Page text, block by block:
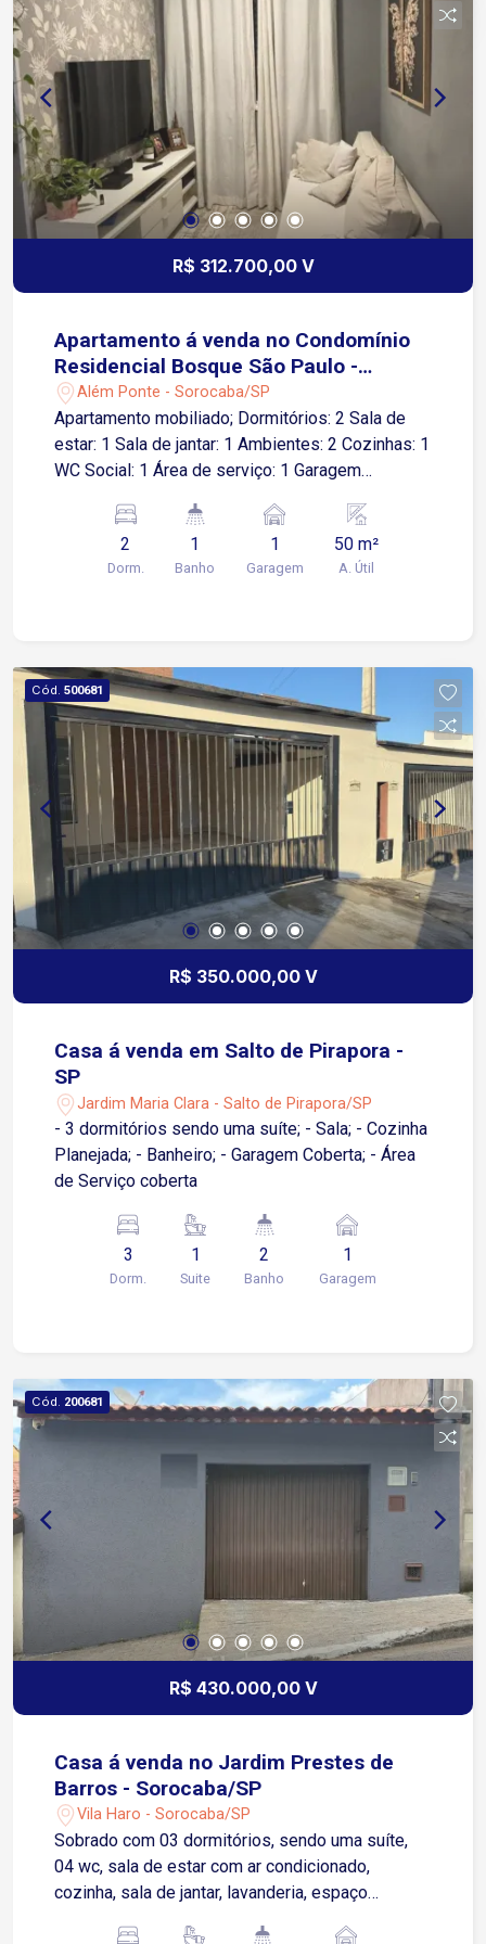
R$ 312.700,00 V
Apartamento á venda no Condomínio
Residencial Bosque São Paulo -
Sorocaba/SP
Além Ponte - Sorocaba/SP
Apartamento mobiliado; Dormitórios: 2 Sala de
estar: 1 Sala de jantar: 1 Ambientes: 2 Cozinhas: 1
WC Social: 1 Área de serviço: 1 Garagem
Playground ? Salão de festas ? Sauna
2
Dorm.
1
Banho
1
Garagem
50 m²
A. Útil
Cód. 500681
R$ 350.000,00 V
Casa á venda em Salto de Pirapora -
SP
Jardim Maria Clara - Salto de Pirapora/SP
- 3 dormitórios sendo uma suíte; - Sala; - Cozinha
Planejada; - Banheiro; - Garagem Coberta; - Área
de Serviço coberta
3
Dorm.
1
Suite
2
Banho
1
Garagem
Cód. 200681
R$ 430.000,00 V
Casa á venda no Jardim Prestes de
Barros - Sorocaba/SP
Vila Haro - Sorocaba/SP
Sobrado com 03 dormitórios, sendo uma suíte,
04 wc, sala de estar com ar condicionado,
cozinha, sala de jantar, lavanderia, espaço